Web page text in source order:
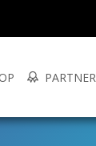
PARTNER